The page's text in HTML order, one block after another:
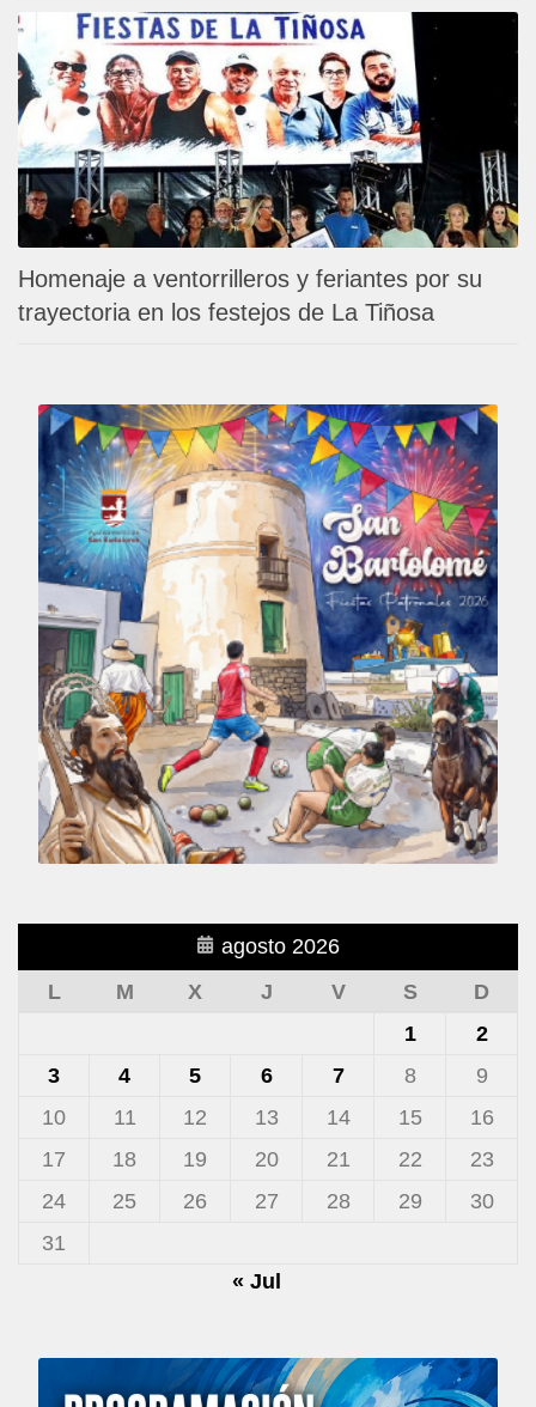
Homenaje a ventorrilleros y feriantes por su
trayectoria en los festejos de La Tiñosa
agosto 2026
L
M X J V S
D
1
2
3
4 5 6 7 8
9
10
11 12 13 14 15
16
17
18 19 20 21 22
23
24
25 26 27 28 29
30
31
« Jul